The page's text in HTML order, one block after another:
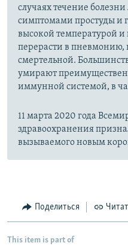
случаях течение болезни
симптомами простуды и
высокой температурой
перерасти в пневмонию,
смертельной.
умирают
иммунной системой, в
11 марта 2020 года
здравоохранения
вызываемого новым
Поделиться
This item is part of